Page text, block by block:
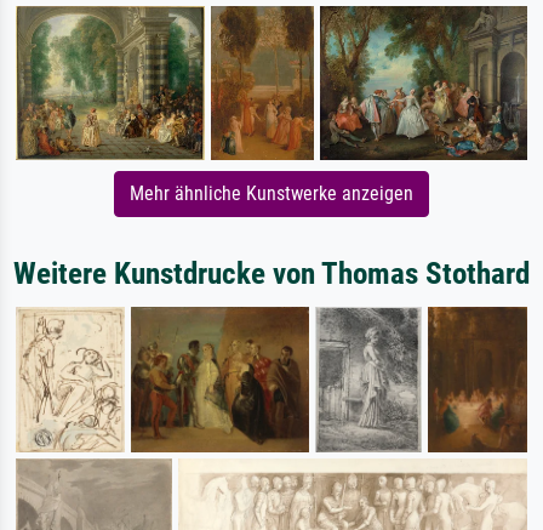
Mehr ähnliche Kunstwerke anzeigen
Weitere Kunstdrucke von Thomas Stothard